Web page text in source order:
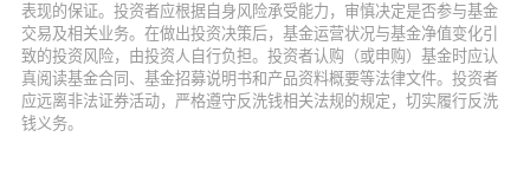
表现的保证。投资者应根据自身风险承受能力，审慎决定是否参与基金
交易及相关业务。在做出投资决策后，基金运营状况与基金净值变化引
致的投资风险，由投资人自行负担。投资者认购（或申购）基金时应认
真阅读基金合同、基金招募说明书和产品资料概要等法律文件。投资者
应远离非法证券活动，严格遵守反洗钱相关法规的规定，切实履行反洗
钱义务。